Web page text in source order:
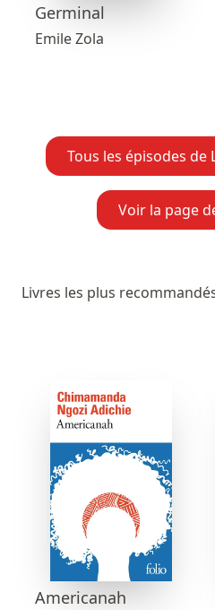
Germinal
Emile Zola
Tous les épisodes
Voir la page
Livres les plus
Americanah